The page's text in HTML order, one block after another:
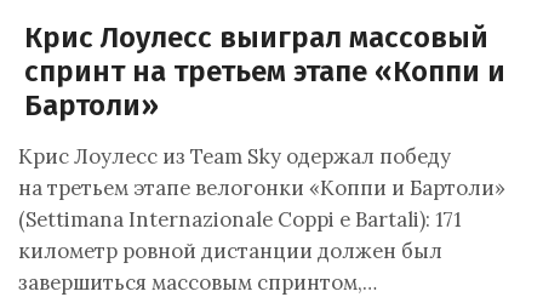
Крис Лоулесс выиграл массовый
спринт на третьем этапе «Коппи и
Бартоли»
Крис Лоулесс из Team Sky одержал победу
на третьем этапе велогонки «Коппи и Бартоли»
(Settimana Internazionale Coppi e Bartali): 171
километр ровной дистанции должен был
завершиться массовым спринтом,…